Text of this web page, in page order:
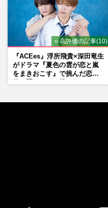
⭐ 高評価の記事(10)
『ACEes』浮所飛貴×深田竜生
がドラマ『夏色の雲が恋と嵐
をまきおこす』で挑んだ恋人